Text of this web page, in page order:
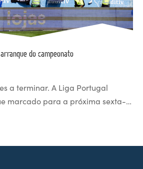
do campeonato
a terminar. A Liga Portugal
marcado para a próxima sexta-…